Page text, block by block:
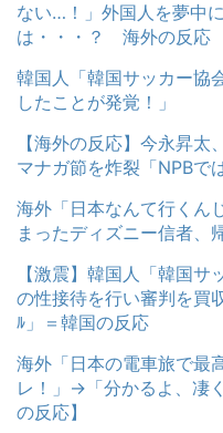
ない…！」外国人を夢中
は・・・？ 海外の反応
韓国人「韓国サッカー協
したことが発覚！」
【海外の反応】今永昇
マナガ節を炸裂「NPBで
海外「日本なんて行くん
まったディズニー信者、
【激震】韓国人「韓国
の性接待を行い審判を買
ﾙ」＝韓国の反応
海外「日本の電車旅で最
レ！」→「分かるよ、凄
の反応】